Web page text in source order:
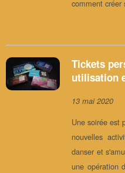
comment créer
Tickets
utilisation
13 mai 2020
Une soirée est
nouvelles
danser et
une opération